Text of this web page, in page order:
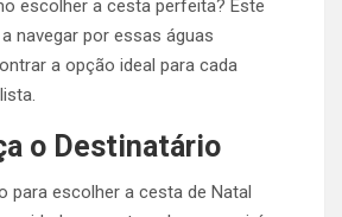
escolher a cesta perfeita? Este
navegar por essas águas
a opção ideal para cada
o Destinatário
para escolher a cesta de Natal